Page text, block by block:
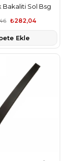
Bakaliti Sol Bsg
₺282,04
Ekle